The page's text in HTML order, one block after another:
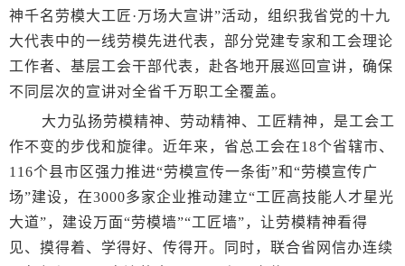
神千名劳模大工匠·万场大宣讲”活动，组织我省党的十九
大代表中的一线劳模先进代表，部分党建专家和工会理论
工作者、基层工会干部代表，赴各地开展巡回宣讲，确保
不同层次的宣讲对全省千万职工全覆盖。
大力弘扬劳模精神、劳动精神、工匠精神，是工会工
作不变的步伐和旋律。近年来，省总工会在18个省辖市、
116个县市区强力推进“劳模宣传一条街”和“劳模宣传广
场”建设，在3000多家企业推动建立“工匠高技能人才星光
大道”，建设万面“劳模墙”“工匠墙”，让劳模精神看得
见、摸得着、学得好、传得开。同时，联合省网信办连续